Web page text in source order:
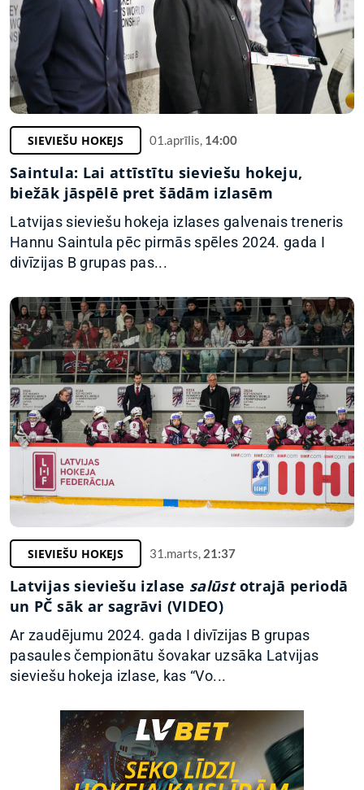
SIEVIEŠU HOKEJS 01.aprīlis, 14:00
Saintula: Lai attīstītu sieviešu hokeju,
biežāk jāspēlē pret šādām izlasēm
Latvijas sieviešu hokeja izlases galvenais treneris
Hannu Saintula pēc pirmās spēles 2024. gada I
divīzijas B grupas pas...
SIEVIEŠU HOKEJS 31.marts, 21:37
Latvijas sieviešu izlase salūstotrajā periodā
un PČ sāk ar sagrāvi (VIDEO)
Ar zaudējumu 2024. gada I divīzijas B grupas
pasaules čempionātu šovakar uzsāka Latvijas
sieviešu hokeja izlase, kas “Vo...